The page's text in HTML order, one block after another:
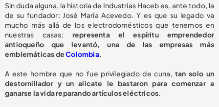
Sin duda alguna, la historia de Industrias Haceb es, ante todo, la
de su fundador: José María Acevedo. Y es que su legado va
mucho más allá de los electrodomésticos que tenemos en
nuestras casas; representa el espíritu emprendedor
antioqueño que levantó, una de las empresas más
emblemáticas deColombia.
A este hombre que no fue privilegiado de cuna, tan solo un
destornillador y un alicate le bastaron para comenzar a
ganarse la vida reparando artículos eléctricos.